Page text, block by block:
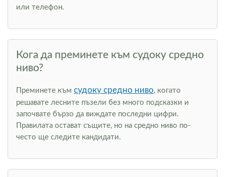
или телефон.
Кога да преминете към судоку средно
ниво?
Преминете към судоку средно ниво, когато
решавате лесните пъзели без много подсказки и
започвате бързо да виждате последни цифри.
Правилата остават същите, но на средно ниво по-
често ще следите кандидати.